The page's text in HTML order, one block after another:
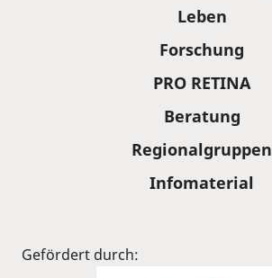
Leben
Forschung
PRO RETINA
Beratung
Regionalgruppen
Infomaterial
Gefördert durch: